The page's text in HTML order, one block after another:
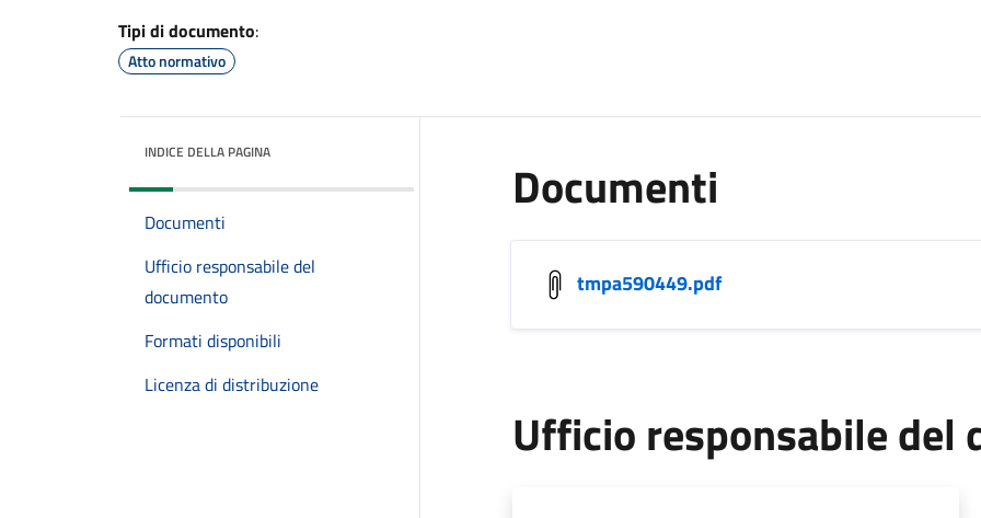
Tipi di documento:
Atto normativo
INDICE DELLA PAGINA
Documenti
Ufficio responsabile del
documento
Formati disponibili
Licenza di distribuzione
Documenti
tmpa590449.pdf
Ufficio responsabile del